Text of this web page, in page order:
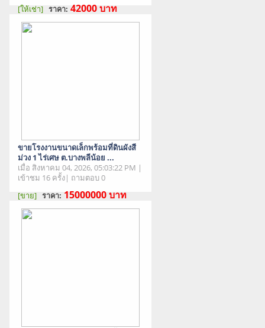
[ให้เช่า] ราคา: 42000บาท
ขายโรงงานขนาดเล็กพร้อมที่ดินผังสี
ม่วง 1 ไร่เศษ ต.บางพลีน้อย ...
เมื่อ สิงหาคม 04, 2026, 05:03:22 PM |
เข้าชม 16 ครั้ง| ถามตอบ 0
[ขาย] ราคา: 15000000บาท